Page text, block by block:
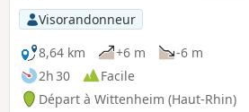
Visorandonneur
8,64 km
+6 m
-6 m
2h 30
Facile
Départ à Wittenheim (Haut-Rhin)